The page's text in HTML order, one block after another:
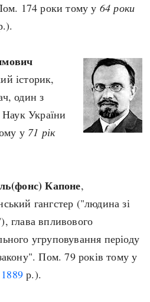
174 роки тому у 64 роки
історик,
один з
Наук України
у 71 рік
Капоне,
гангстер ("людина зі
глава впливового
угруповування періоду
Пом. 79 років тому у
1889 р.).